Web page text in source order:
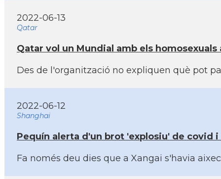
2022-06-13
Qatar
Qatar vol un Mundial amb els
Des de l'organització no expliquen què pot
2022-06-12
Shanghai
Pequí­n alerta d'un brot 'explosiu' de covid
Fa només deu dies que a Xangai s'havia